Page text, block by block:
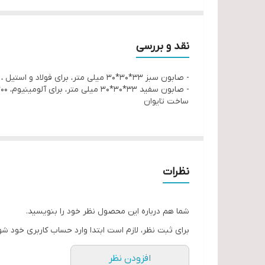
نقد و بررسی
- صابون سبز 33*30*30 میلی متر، برای فولاد و استیل ، 400 گرم
- صابون سفید 33*30*30 میلی متر، برای آلومینیوم، 300 گرم ،
ساخت تایوان
نظرات
شما هم درباره این محصول نظر خود را بنویسید.
برای ثبت نظر، لازم است ابتدا وارد حساب کاربری خود
افزودن نظر